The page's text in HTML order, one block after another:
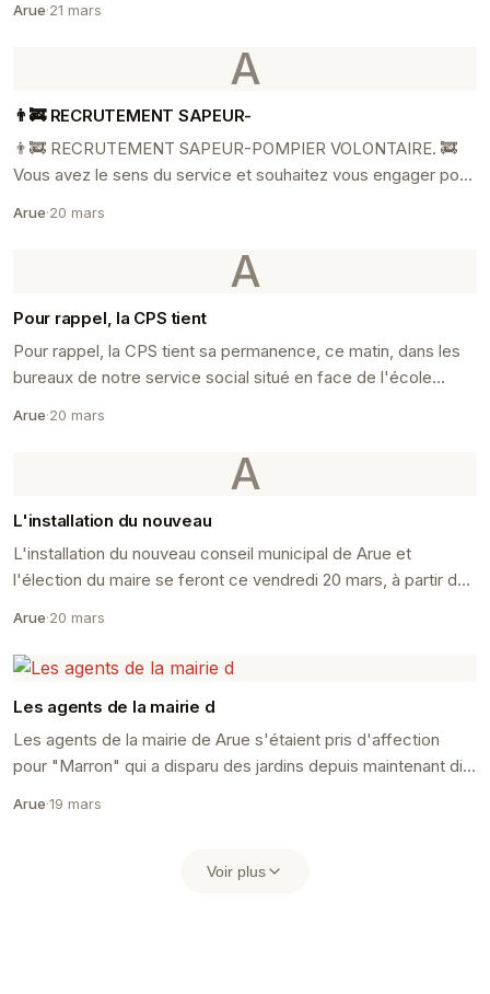
Arue·21 mars
A
👨‍🚒 RECRUTEMENT SAPEUR-
👨‍🚒 RECRUTEMENT SAPEUR-POMPIER VOLONTAIRE. 🚒
Vous avez le sens du service et souhaitez vous engager pour
Arue·20 mars
A
Pour rappel, la CPS tient
Pour rappel, la CPS tient sa permanence, ce matin, dans les
bureaux de notre service social situé en face de l'école
Arue·20 mars
A
L'installation du nouveau
L'installation du nouveau conseil municipal de Arue et
l'élection du maire se feront ce vendredi 20 mars, à partir de
Arue·20 mars
Les agents de la mairie d
Les agents de la mairie de Arue s'étaient pris d'affection
pour "Marron" qui a disparu des jardins depuis maintenant dix
Arue·19 mars
Voir plus